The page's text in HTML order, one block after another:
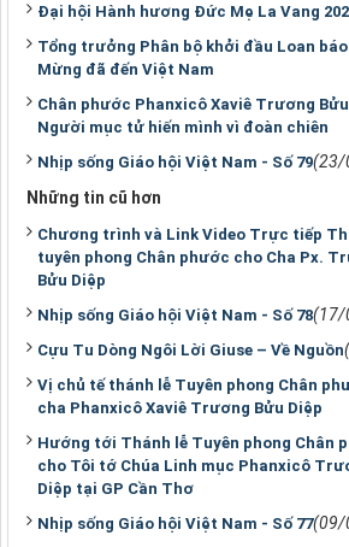
Đại hội Hành hương Đức Mẹ La Vang
Tổng trưởng Phân bộ khởi đầu Loan
Mừng đã đến Việt Nam
Chân phước Phanxicô Xaviê Trương
Người mục tử hiến mình vì đoàn chiên
Nhịp sống Giáo hội Việt Nam - Số 79(23/
Những tin cũ hơn
Chương trình và Link Video Trực tiếp
tuyên phong Chân phước cho Cha Px.
Bửu Diệp
Nhịp sống Giáo hội Việt Nam - Số 78(17/
Cựu Tu Dòng Ngôi Lời Giuse – Về Nguồn
Vị chủ tế thánh lễ Tuyên phong Chân
cha Phanxicô Xaviê Trương Bửu Diệp
Hướng tới Thánh lễ Tuyên phong Chân
cho Tôi tớ Chúa Linh mục Phanxicô
Diệp tại GP Cần Thơ
Nhịp sống Giáo hội Việt Nam - Số 77(09/